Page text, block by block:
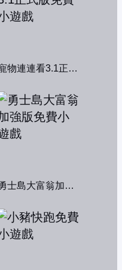
寵物連連看3.1正式版
勇士島大富翁加強版